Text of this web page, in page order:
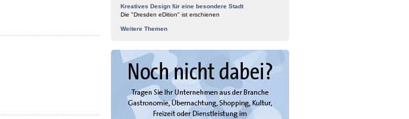
Kreatives Design für eine besondere Stadt
Die "Dresden eDition" ist erschienen
Weitere Themen